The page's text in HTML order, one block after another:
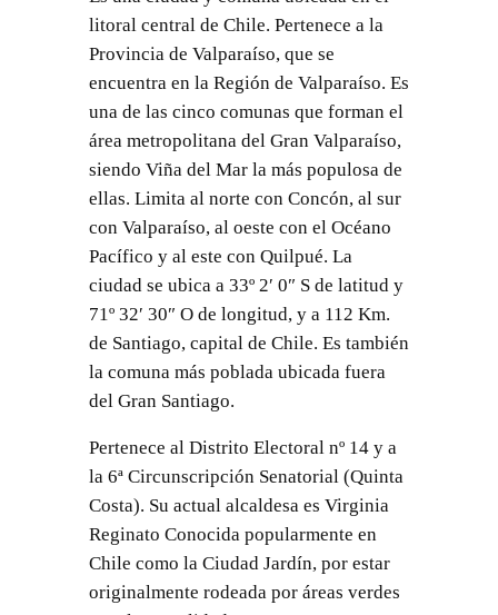
litoral central de Chile. Pertenece a la
Provincia de Valparaíso, que se
encuentra en la Región de Valparaíso. Es
una de las cinco comunas que forman el
área metropolitana del Gran Valparaíso,
siendo Viña del Mar la más populosa de
ellas. Limita al norte con Concón, al sur
con Valparaíso, al oeste con el Océano
Pacífico y al este con Quilpué. La
ciudad se ubica a 33º 2′ 0″ S de latitud y
71º 32′ 30″ O de longitud, y a 112 Km.
de Santiago, capital de Chile. Es también
la comuna más poblada ubicada fuera
del Gran Santiago.
Pertenece al Distrito Electoral nº 14 y a
la 6ª Circunscripción Senatorial (Quinta
Costa). Su actual alcaldesa es Virginia
Reginato Conocida popularmente en
Chile como la Ciudad Jardín, por estar
originalmente rodeada por áreas verdes